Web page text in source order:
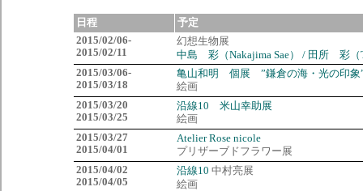
日程
予定
2015/02/06-
2015/02/11
幻想生物展
中島 彩（Nakajima Sae） / 田所 彩（
2015/03/06-
2015/03/18
亀山和明 個展 ”鎌倉の海・光の印象
絵画
2015/03/20
2015/03/25
沿線10
米山幸助展
絵画
2015/03/27
2015/04/01
Atelier Rose nicole
プリザーブドフラワー展
2015/04/02
2015/04/05
沿線10 中村亮展
絵画